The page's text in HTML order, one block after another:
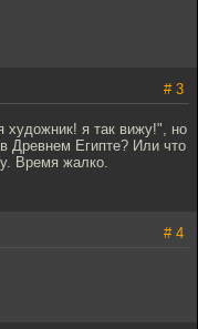
# 3
художник! я так вижу!", но
Древнем Египте? Или что
Время жалко.
# 4